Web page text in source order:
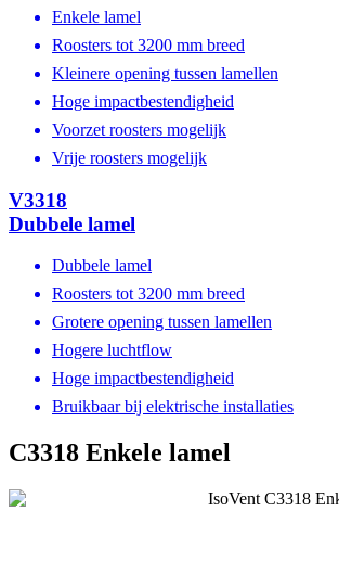
Enkele lamel
Roosters tot 3200 mm breed
Kleinere opening tussen lamellen
Hoge impactbestendigheid
Voorzet roosters mogelijk
Vrije roosters mogelijk
V3318
Dubbele lamel
Dubbele lamel
Roosters tot 3200 mm breed
Grotere opening tussen lamellen
Hogere luchtflow
Hoge impactbestendigheid
Bruikbaar bij elektrische installaties
C3318 Enkele lamel